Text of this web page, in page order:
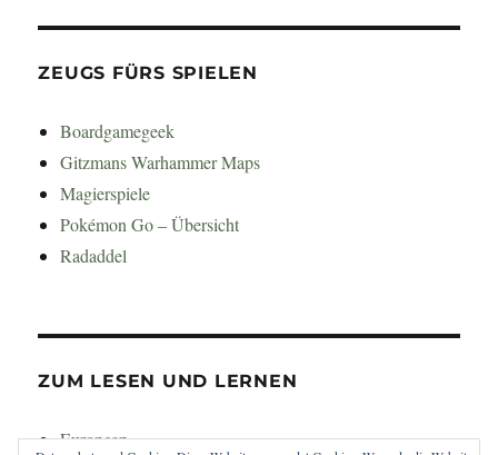
ZEUGS FÜRS SPIELEN
Boardgamegeek
Gitzmans Warhammer Maps
Magierspiele
Pokémon Go – Übersicht
Radaddel
ZUM LESEN UND LERNEN
Euroncap